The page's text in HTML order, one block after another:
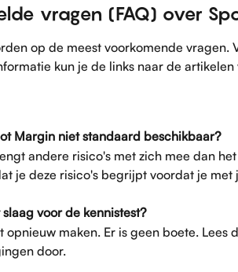
vragen (FAQ) over
op de meest voorkomende vragen.
kun je de links naar de artikelen
Margin niet standaard beschikbaar?
andere risico's met zich mee dan
je deze risico's begrijpt voordat je met
voor de kennistest?
opnieuw maken. Er is geen boete. Lees
door.